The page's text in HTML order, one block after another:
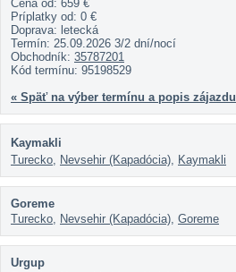
Cena od: 659 €
Príplatky od: 0 €
Doprava: letecká
Termín: 25.09.2026 3/2 dní/nocí
Obchodník: 35787201
Kód termínu: 95198529
« Späť na výber termínu a popis zájazdu
Kaymakli
Turecko, Nevsehir (Kapadócia), Kaymakli
Goreme
Turecko, Nevsehir (Kapadócia), Goreme
Urgup